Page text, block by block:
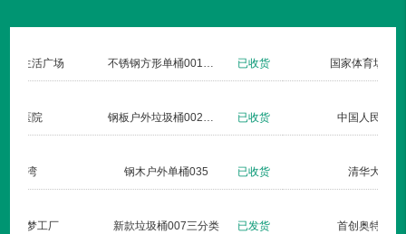
北京暖山生活广场 已收货
仁安医院 已收货
杏林湾 钢木户外单桶035 已收货
长治双创梦工厂 新款垃圾桶007三分类 已发货